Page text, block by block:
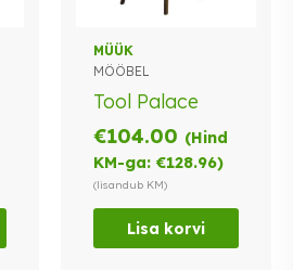
MÜÜK
MÖÖBEL
Tool Palace
€104.00 (Hind
KM-ga:€128.96)
(lisandub KM)
Lisa korvi